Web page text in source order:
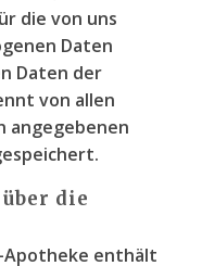
die von uns
Daten
Daten der
von allen
angegebenen
die
enthält